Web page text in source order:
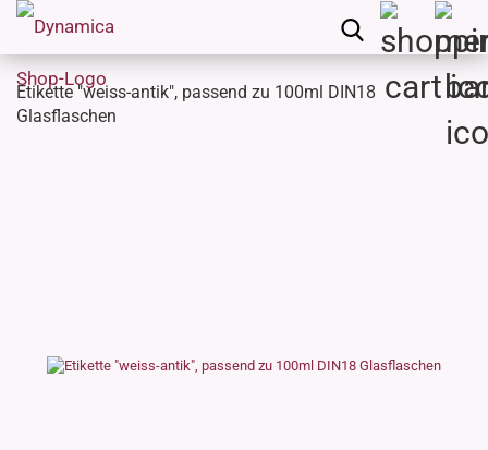
Etikette "weiss-antik", passend zu 100ml DIN18
Glasflaschen